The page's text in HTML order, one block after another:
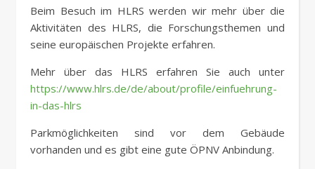
Beim Besuch im HLRS werden wir mehr über die
Aktivitäten des HLRS, die Forschungsthemen und
seine europäischen Projekte erfahren.
Mehr über das HLRS erfahren Sie auch unter
https://www.hlrs.de/de/about/profile/einfuehrung-
in-das-hlrs
Parkmöglichkeiten sind vor dem Gebäude
vorhanden und es gibt eine gute ÖPNV Anbindung.